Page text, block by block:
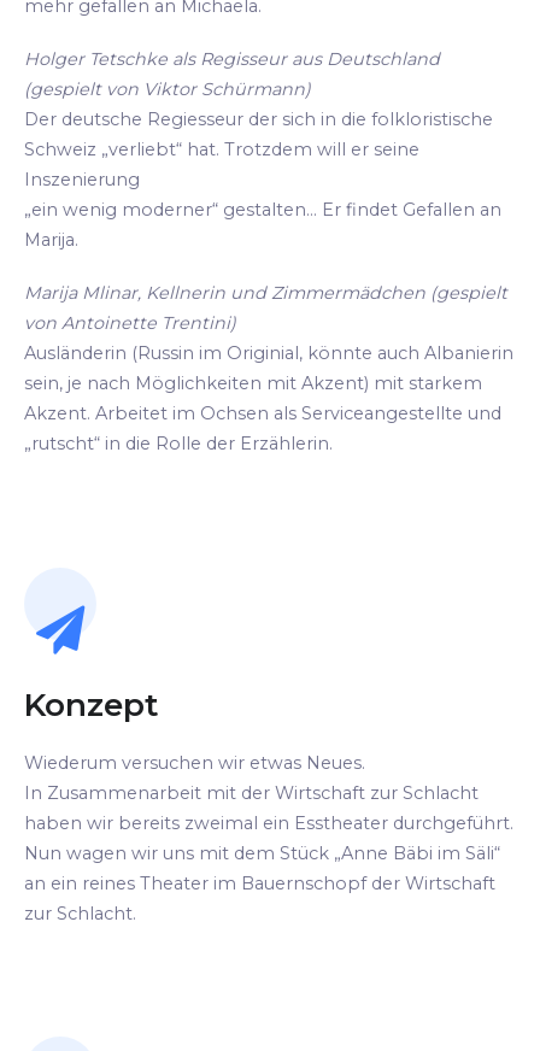
mehr gefallen an Michaela.
Holger Tetschke als Regisseur aus Deutschland
(gespielt von Viktor Schürmann)
Der deutsche Regiesseur der sich in die folkloristische
Schweiz „verliebt“ hat. Trotzdem will er seine
Inszenierung
„ein wenig moderner“ gestalten... Er findet Gefallen an
Marija.
Marija Mlinar, Kellnerin und Zimmermädchen (gespielt
von Antoinette Trentini)
Ausländerin (Russin im Originial, könnte auch Albanierin
sein, je nach Möglichkeiten mit Akzent) mit starkem
Akzent. Arbeitet im Ochsen als Serviceangestellte und
„rutscht“ in die Rolle der Erzählerin.
Konzept
Wiederum versuchen wir etwas Neues.
In Zusammenarbeit mit der Wirtschaft zur Schlacht
haben wir bereits zweimal ein Esstheater durchgeführt.
Nun wagen wir uns mit dem Stück „Anne Bäbi im Säli“
an ein reines Theater im Bauernschopf der Wirtschaft
zur Schlacht.